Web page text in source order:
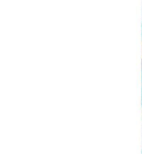
アートフ